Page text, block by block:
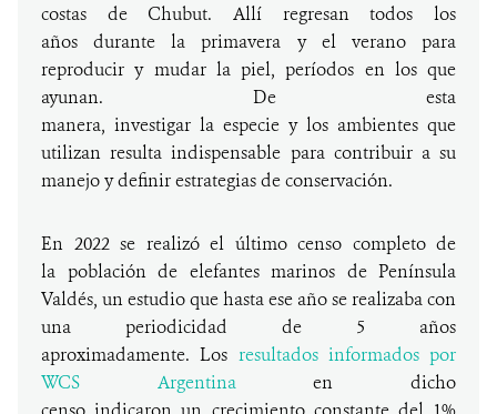
costas de Chubut. Allí regresan todos los
años durante la primavera y el verano para
reproducir y mudar la piel, períodos en los que
ayunan. De esta
manera, investigar la especie y los ambientes que
utilizan resulta indispensable para contribuir a su
manejo y definir estrategias de conservación.
En 2022 se realizó el último censo completo de
la población de elefantes marinos de Península
Valdés, un estudio que hasta ese año se realizaba con
una periodicidad de 5 años
aproximadamente. Los resultados informados por
WCS Argentinaen dicho